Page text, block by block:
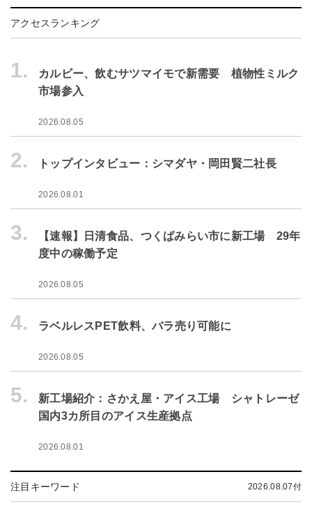
アクセスランキング
1.
カルビー、飲むサツマイモで新需要 植物性ミルク
市場参入
2026.08.05
2. トップインタビュー：シマダヤ・岡田賢二社長
2026.08.01
3.
【速報】日清食品、つくばみらい市に新工場 29年
度中の稼働予定
2026.08.05
4. ラベルレスPET飲料、バラ売り可能に
2026.08.05
5.
新工場紹介：さかえ屋・アイス工場 シャトレーゼ
国内3カ所目のアイス生産拠点
2026.08.01
注目キーワード 2026.08.07付